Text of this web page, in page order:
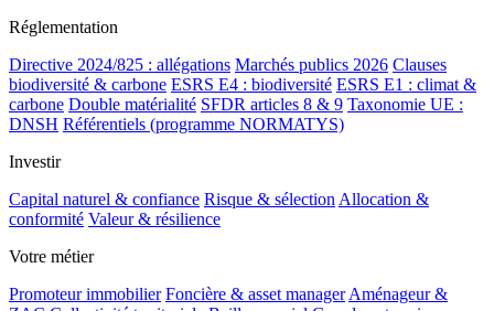
Réglementation
Directive 2024/825 : allégations Marchés publics 2026 Clauses
biodiversité & carbone ESRS E4 : biodiversité ESRS E1 : climat &
carbone Double matérialité SFDR articles 8 & 9 Taxonomie UE :
DNSH Référentiels (programme NORMATYS)
Investir
Capital naturel & confiance Risque & sélection Allocation &
conformité Valeur & résilience
Votre métier
Promoteur immobilier Foncière & asset manager Aménageur &